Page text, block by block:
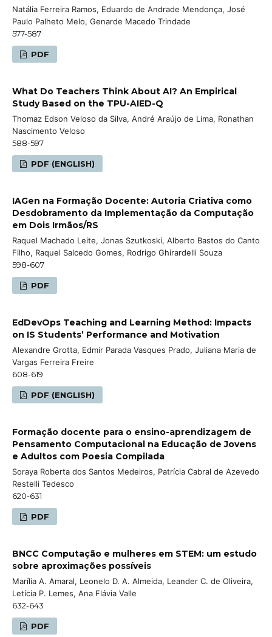
Natália Ferreira Ramos, Eduardo de Andrade Mendonça, José
Paulo Palheto Melo, Genarde Macedo Trindade
577-587
PDF
What Do Teachers Think About AI? An Empirical
Study Based on the TPU-AIED-Q
Thomaz Edson Veloso da Silva, André Araújo de Lima, Ronathan
Nascimento Veloso
588-597
PDF (ENGLISH)
IAGen na Formação Docente: Autoria Criativa como
Desdobramento da Implementação da Computação
em Dois Irmãos/RS
Raquel Machado Leite, Jonas Szutkoski, Alberto Bastos do Canto
Filho, Raquel Salcedo Gomes, Rodrigo Ghirardelli Souza
598-607
PDF
EdDevOps Teaching and Learning Method: Impacts
on IS Students’ Performance and Motivation
Alexandre Grotta, Edmir Parada Vasques Prado, Juliana Maria de
Vargas Ferreira Freire
608-619
PDF (ENGLISH)
Formação docente para o ensino-aprendizagem de
Pensamento Computacional na Educação de Jovens
e Adultos com Poesia Compilada
Soraya Roberta dos Santos Medeiros, Patrícia Cabral de Azevedo
Restelli Tedesco
620-631
PDF
BNCC Computação e mulheres em STEM: um estudo
sobre aproximações possíveis
Marília A. Amaral, Leonelo D. A. Almeida, Leander C. de Oliveira,
Letícia P. Lemes, Ana Flávia Valle
632-643
PDF